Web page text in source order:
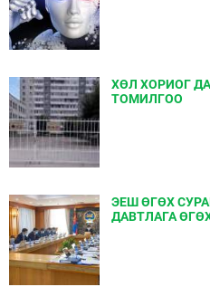
ХӨЛ ХОРИОГ
ТОМИЛГОО
ЭЕШ ӨГӨХ
ДАВТЛАГА